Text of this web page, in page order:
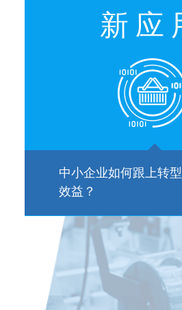
落实智能制造顶层设计
连接人机料法环数据
造企业。
智能制造顶层
新应
中小企业如何跟上转
效益？